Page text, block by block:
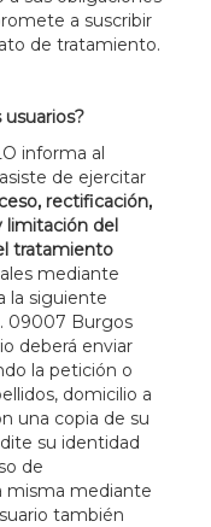
a suscribir
de tratamiento.
usuarios?
informa al
de ejercitar
rectificación,
limitación del
tratamiento
mediante
la siguiente
09007 Burgos
deberá enviar
la petición o
domicilio a
una copia de su
su identidad
de
misma mediante
también